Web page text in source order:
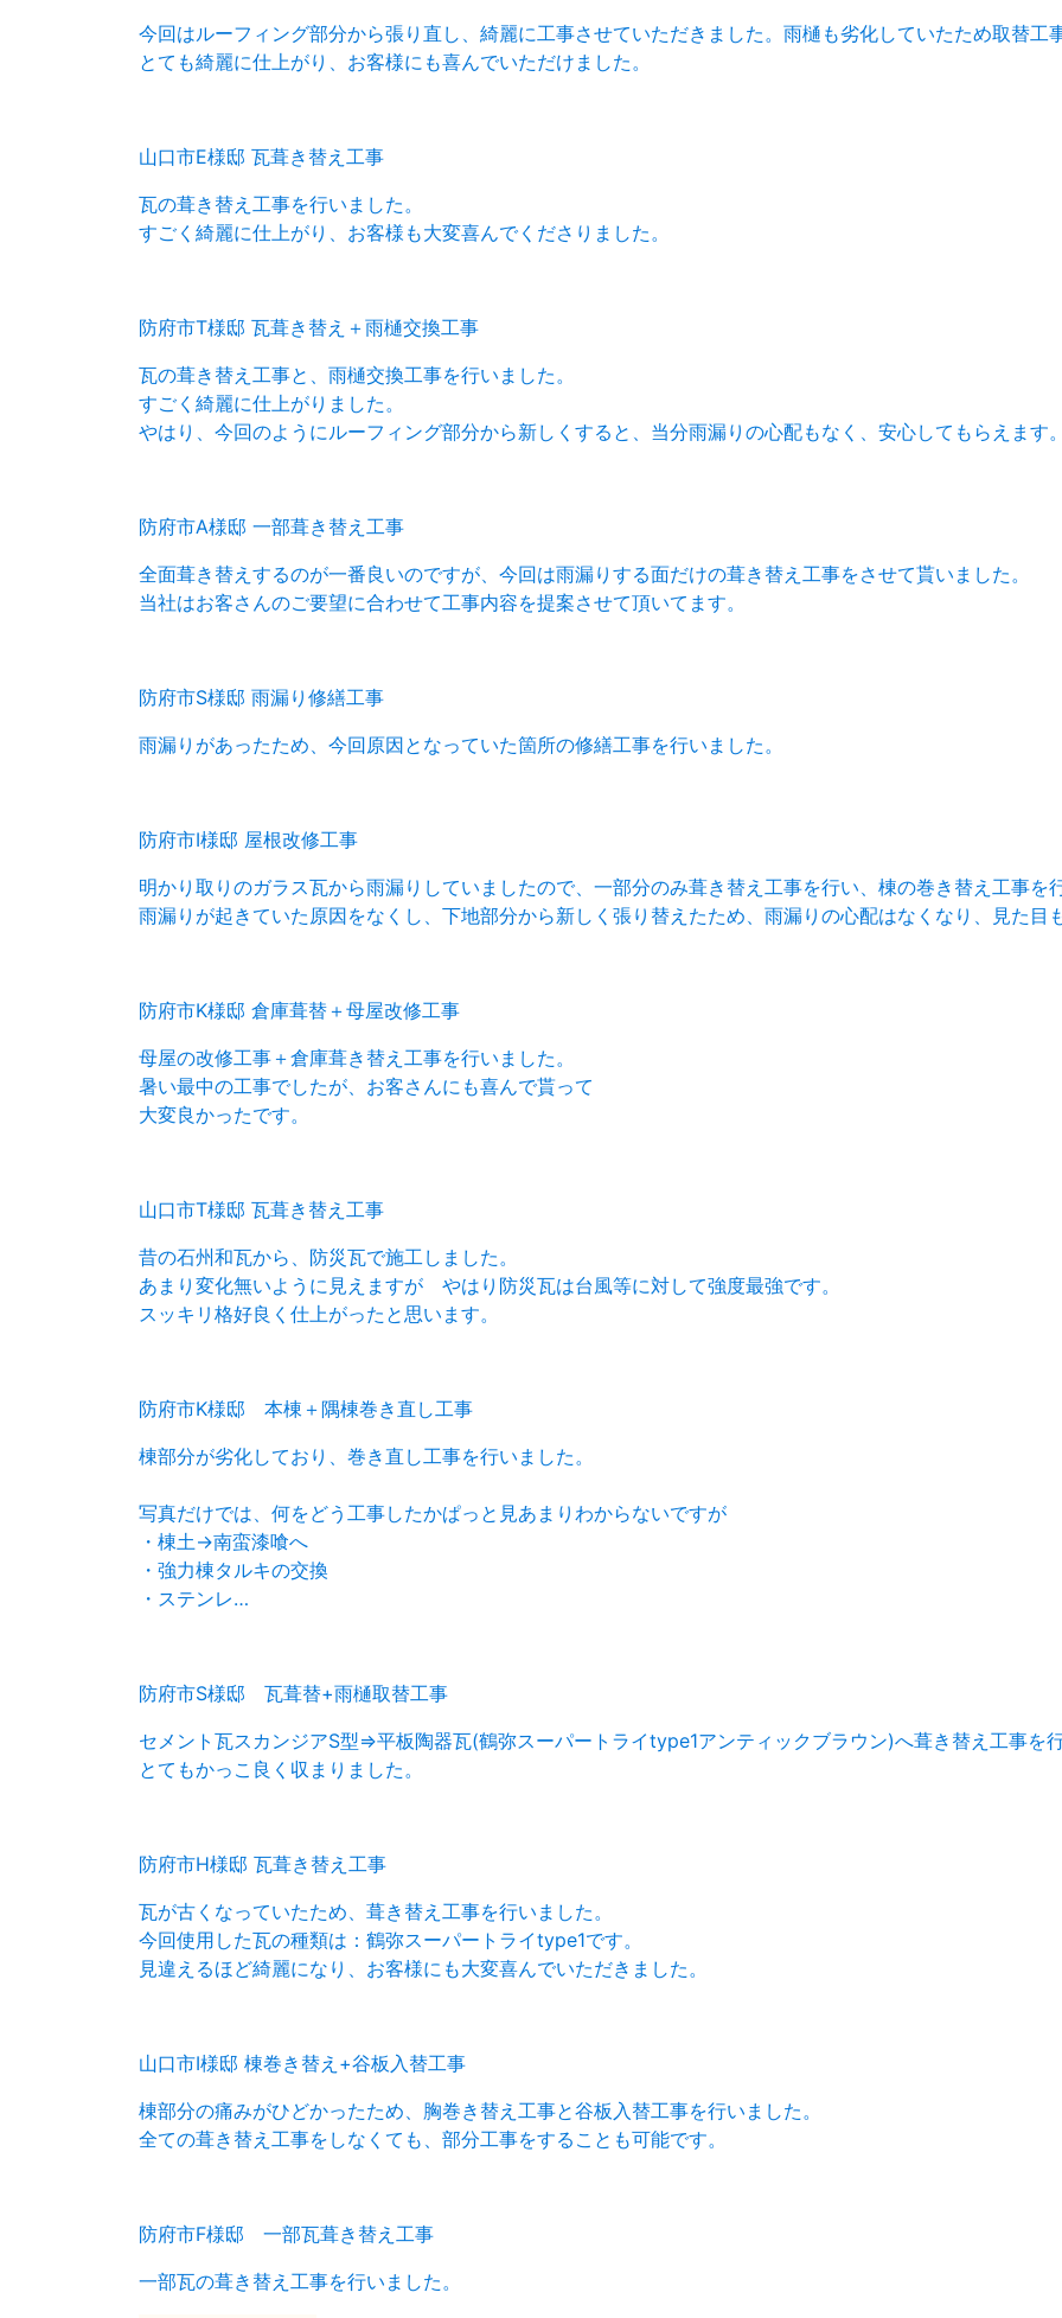
今回はルーフィング部分から張り直し、綺麗に工事させていただきました。雨樋も劣化していたため取替工
とても綺麗に仕上がり、お客様にも喜んでいただけました。
山口市E様邸 瓦葺き替え工事
瓦の葺き替え工事を行いました。
すごく綺麗に仕上がり、お客様も大変喜んでくださりました。
防府市T様邸 瓦葺き替え＋雨樋交換工事
瓦の葺き替え工事と、雨樋交換工事を行いました。
すごく綺麗に仕上がりました。
やはり、今回のようにルーフィング部分から新しくすると、当分雨漏りの心配もなく、安心してもらえます。
防府市A様邸 一部葺き替え工事
全面葺き替えするのが一番良いのですが、今回は雨漏りする面だけの葺き替え工事をさせて貰いました。
当社はお客さんのご要望に合わせて工事内容を提案させて頂いてます。
防府市S様邸 雨漏り修繕工事
雨漏りがあったため、今回原因となっていた箇所の修繕工事を行いました。
防府市I様邸 屋根改修工事
明かり取りのガラス瓦から雨漏りしていましたので、一部分のみ葺き替え工事を行い、棟の巻き替え工事を
雨漏りが起きていた原因をなくし、下地部分から新しく張り替えたため、雨漏りの心配はなくなり、見た目
防府市K様邸 倉庫葺替＋母屋改修工事
母屋の改修工事＋倉庫葺き替え工事を行いました。
暑い最中の工事でしたが、お客さんにも喜んで貰って
大変良かったです。
山口市T様邸 瓦葺き替え工事
昔の石州和瓦から、防災瓦で施工しました。
あまり変化無いように見えますが やはり防災瓦は台風等に対して強度最強です。
スッキリ格好良く仕上がったと思います。
防府市K様邸 本棟＋隅棟巻き直し工事
棟部分が劣化しており、巻き直し工事を行いました。
写真だけでは、何をどう工事したかぱっと見あまりわからないですが
・棟土→南蛮漆喰へ
・強力棟タルキの交換
・ステンレ…
防府市S様邸 瓦葺替+雨樋取替工事
セメント瓦スカンジアS型⇒平板陶器瓦(鶴弥スーパートライtype1アンティックブラウン)へ葺き替え工事を行
とてもかっこ良く収まりました。
防府市H様邸 瓦葺き替え工事
瓦が古くなっていたため、葺き替え工事を行いました。
今回使用した瓦の種類は：鶴弥スーパートライtype1です。
見違えるほど綺麗になり、お客様にも大変喜んでいただきました。
山口市I様邸 棟巻き替え+谷板入替工事
棟部分の痛みがひどかったため、胸巻き替え工事と谷板入替工事を行いました。
全ての葺き替え工事をしなくても、部分工事をすることも可能です。
防府市F様邸 一部瓦葺き替え工事
一部瓦の葺き替え工事を行いました。